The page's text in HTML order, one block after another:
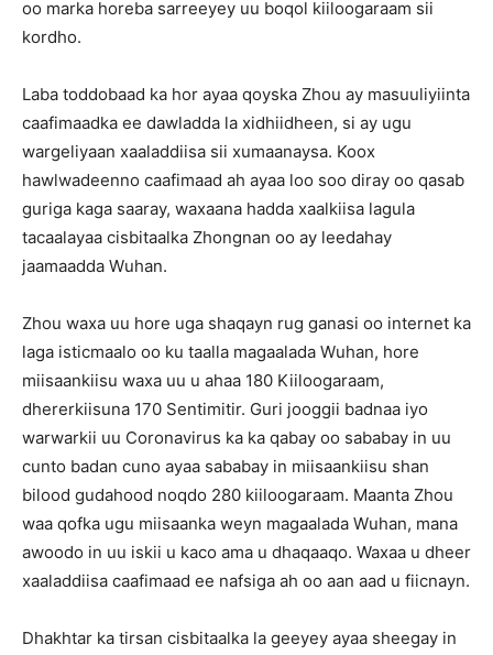
oo marka horeba sarreeyey uu boqol kiiloogaraam sii
kordho.
Laba toddobaad ka hor ayaa qoyska Zhou ay masuuliyiinta
caafimaadka ee dawladda la xidhiidheen, si ay ugu
wargeliyaan xaaladdiisa sii xumaanaysa. Koox
hawlwadeenno caafimaad ah ayaa loo soo diray oo qasab
guriga kaga saaray, waxaana hadda xaalkiisa lagula
tacaalayaa cisbitaalka Zhongnan oo ay leedahay
jaamaadda Wuhan.
Zhou waxa uu hore uga shaqayn rug ganasi oo internet ka
laga isticmaalo oo ku taalla magaalada Wuhan, hore
miisaankiisu waxa uu u ahaa 180 Kiiloogaraam,
dhererkiisuna 170 Sentimitir. Guri jooggii badnaa iyo
warwarkii uu Coronavirus ka ka qabay oo sababay in uu
cunto badan cuno ayaa sababay in miisaankiisu shan
bilood gudahood noqdo 280 kiiloogaraam. Maanta Zhou
waa qofka ugu miisaanka weyn magaalada Wuhan, mana
awoodo in uu iskii u kaco ama u dhaqaaqo. Waxaa u dheer
xaaladdiisa caafimaad ee nafsiga ah oo aan aad u fiicnayn.
Dhakhtar ka tirsan cisbitaalka la geeyey ayaa sheegay in